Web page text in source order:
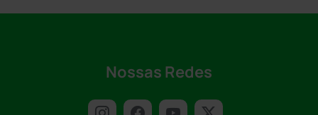
Nossas Redes